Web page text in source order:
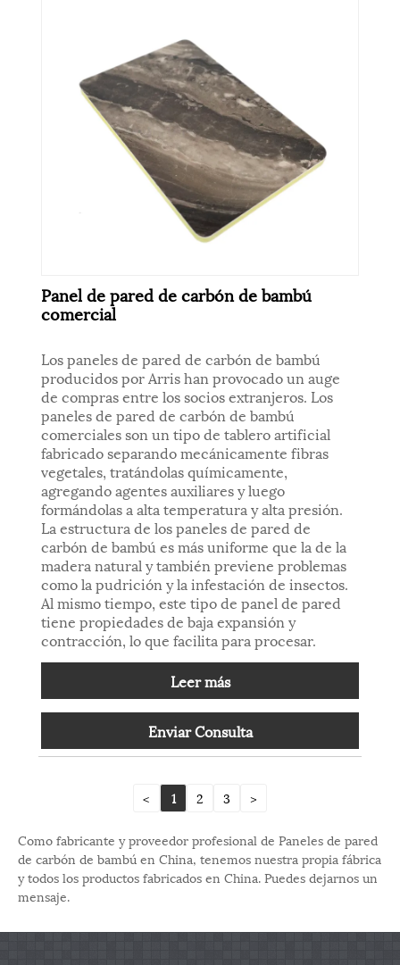
Panel de pared de carbón de bambú
comercial
Los paneles de pared de carbón de bambú
producidos por Arris han provocado un auge
de compras entre los socios extranjeros. Los
paneles de pared de carbón de bambú
comerciales son un tipo de tablero artificial
fabricado separando mecánicamente fibras
vegetales, tratándolas químicamente,
agregando agentes auxiliares y luego
formándolas a alta temperatura y alta presión.
La estructura de los paneles de pared de
carbón de bambú es más uniforme que la de la
madera natural y también previene problemas
como la pudrición y la infestación de insectos.
Al mismo tiempo, este tipo de panel de pared
tiene propiedades de baja expansión y
contracción, lo que facilita para procesar.
Leer más
Enviar Consulta
< 1 2 3 >
Como fabricante y proveedor profesional de Paneles de pared
de carbón de bambú en China, tenemos nuestra propia fábrica
y todos los productos fabricados en China. Puedes dejarnos un
mensaje.